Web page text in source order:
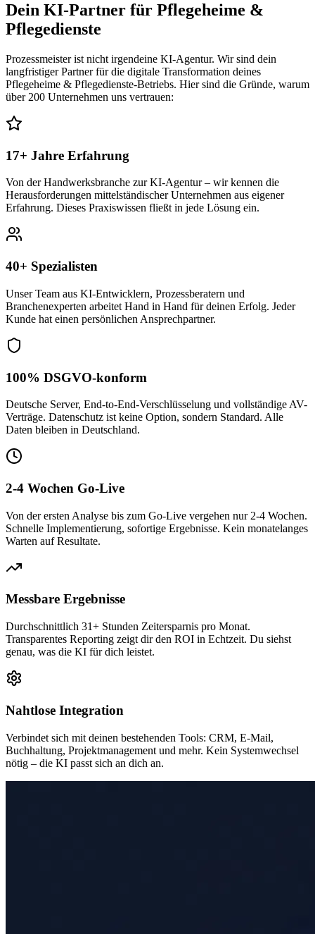
Dein KI-Partner für Pflegeheime &
Pflegedienste
Prozessmeister ist nicht irgendeine KI-Agentur. Wir sind dein
langfristiger Partner für die digitale Transformation deines
Pflegeheime & Pflegedienste-Betriebs. Hier sind die Gründe, warum
über 200 Unternehmen uns vertrauen:
17+ Jahre Erfahrung
Von der Handwerksbranche zur KI-Agentur – wir kennen die
Herausforderungen mittelständischer Unternehmen aus eigener
Erfahrung. Dieses Praxiswissen fließt in jede Lösung ein.
40+ Spezialisten
Unser Team aus KI-Entwicklern, Prozessberatern und
Branchenexperten arbeitet Hand in Hand für deinen Erfolg. Jeder
Kunde hat einen persönlichen Ansprechpartner.
100% DSGVO-konform
Deutsche Server, End-to-End-Verschlüsselung und vollständige AV-
Verträge. Datenschutz ist keine Option, sondern Standard. Alle
Daten bleiben in Deutschland.
2-4 Wochen Go-Live
Von der ersten Analyse bis zum Go-Live vergehen nur 2-4 Wochen.
Schnelle Implementierung, sofortige Ergebnisse. Kein monatelanges
Warten auf Resultate.
Messbare Ergebnisse
Durchschnittlich 31+ Stunden Zeitersparnis pro Monat.
Transparentes Reporting zeigt dir den ROI in Echtzeit. Du siehst
genau, was die KI für dich leistet.
Nahtlose Integration
Verbindet sich mit deinen bestehenden Tools: CRM, E-Mail,
Buchhaltung, Projektmanagement und mehr. Kein Systemwechsel
nötig – die KI passt sich an dich an.